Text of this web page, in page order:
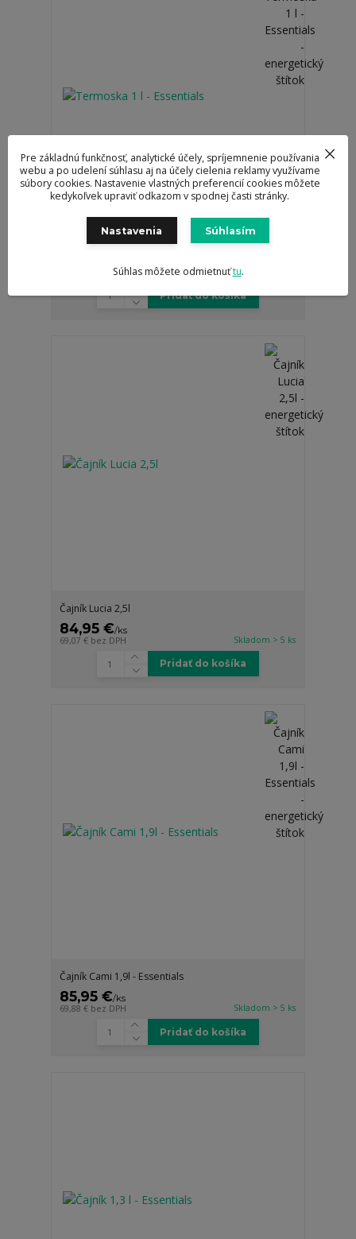
bez DPH Skladom > 5 ks
Pridať do košíka
Čajník Lucia 2,5l
84,95 €/ks
69,07 € bez DPH Skladom > 5 ks
Pridať do košíka
Čajník Cami 1,9l - Essentials
85,95 €/ks
69,88 € bez DPH Skladom > 5 ks
Pridať do košíka
Pre základnú funkčnosť, analytické účely, spríjemnenie používania
webu a po udelení súhlasu aj na účely cielenia reklamy využívame
súbory cookies. Nastavenie vlastných preferencií cookies môžete
kedykoľvek upraviť odkazom v spodnej časti stránky.
Nastavenia Súhlasím
Súhlas môžete odmietnuťtu.